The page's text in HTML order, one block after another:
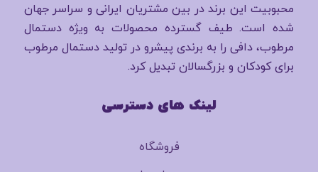
محبوبیت این برند در بین مشتریان ایرانی و سراسر جهان
شده است. طیف گسترده محصولات به ویژه دستمال
مرطوب، دافی را به برندی پیشرو در تولید دستمال مرطوب
برای کودکان و بزرگسالان تبدیل کرد.
لینک های دسترسی
فروشگاه